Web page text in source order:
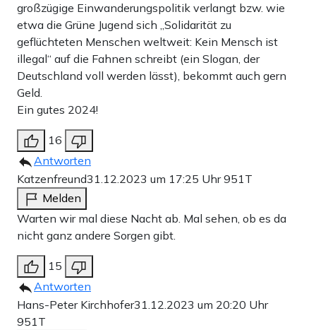
großzügige Einwanderungspolitik verlangt bzw. wie
etwa die Grüne Jugend sich „Solidarität zu
geflüchteten Menschen weltweit: Kein Mensch ist
illegal“ auf die Fahnen schreibt (ein Slogan, der
Deutschland voll werden lässt), bekommt auch gern
Geld.
Ein gutes 2024!
16
Antworten
Katzenfreund31.12.2023 um 17:25 Uhr951T
Melden
Warten wir mal diese Nacht ab. Mal sehen, ob es da
nicht ganz andere Sorgen gibt.
15
Antworten
Hans-Peter Kirchhofer31.12.2023 um 20:20 Uhr
951T